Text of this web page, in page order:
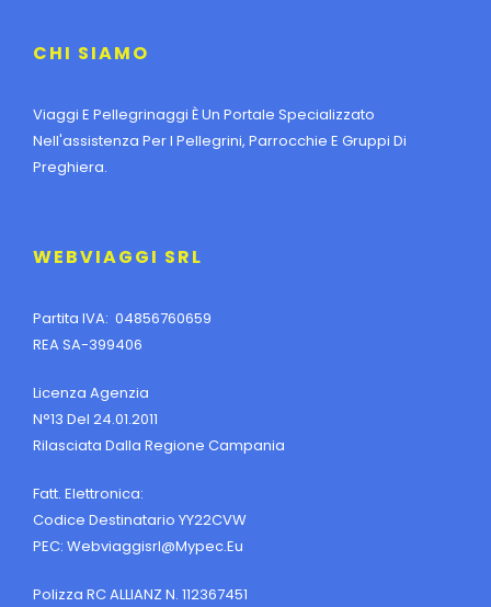
CHI SIAMO
Viaggi E Pellegrinaggi È Un Portale Specializzato
Nell'assistenza Per I Pellegrini, Parrocchie E Gruppi Di
Preghiera.
WEBVIAGGI SRL
Partita IVA: 04856760659
REA SA-399406
Licenza Agenzia
N°13 Del 24.01.2011
Rilasciata Dalla Regione Campania
Fatt. Elettronica:
Codice Destinatario YY22CVW
PEC: Webviaggisrl@mypec.eu
Polizza RC ALLIANZ N. 112367451